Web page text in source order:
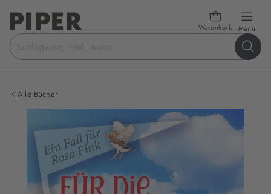
Warenkorb Menü
Suchbegriff
eingeben
Alle Bücher
Produktbilder
zum
Buch